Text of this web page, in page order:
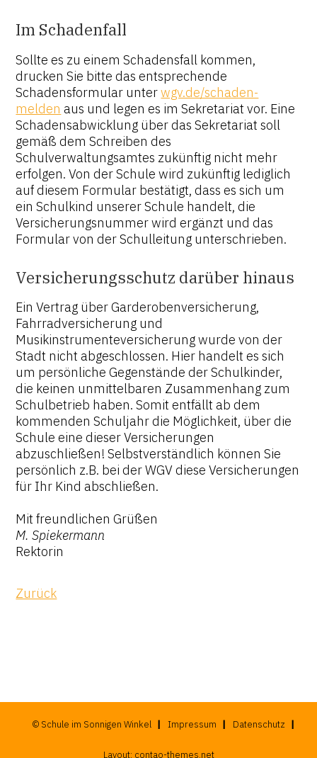
Im Schadenfall
Sollte es zu einem Schadensfall kommen,
drucken Sie bitte das entsprechende
Schadensformular unterwgv.de/schaden-
melden aus und legen es im Sekretariat vor. Eine
Schadensabwicklung über das Sekretariat soll
gemäß dem Schreiben des
Schulverwaltungsamtes zukünftig nicht mehr
erfolgen. Von der Schule wird zukünftig lediglich
auf diesem Formular bestätigt, dass es sich um
ein Schulkind unserer Schule handelt, die
Versicherungsnummer wird ergänzt und das
Formular von der Schulleitung unterschrieben.
Versicherungsschutz darüber hinaus
Ein Vertrag über Garderobenversicherung,
Fahrradversicherung und
Musikinstrumenteversicherung wurde von der
Stadt nicht abgeschlossen. Hier handelt es sich
um persönliche Gegenstände der Schulkinder,
die keinen unmittelbaren Zusammenhang zum
Schulbetrieb haben. Somit entfällt ab dem
kommenden Schuljahr die Möglichkeit, über die
Schule eine dieser Versicherungen
abzuschließen! Selbstverständlich können Sie
persönlich z.B. bei der WGV diese Versicherungen
für Ihr Kind abschließen.
Mit freundlichen Grüßen
M. Spiekermann
Rektorin
Zurück
© Schule im Sonnigen Winkel Impressum Datenschutz
Layout: contao-themes.net